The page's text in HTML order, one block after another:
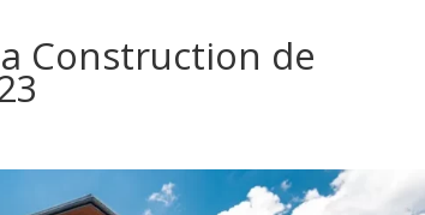
Construction de